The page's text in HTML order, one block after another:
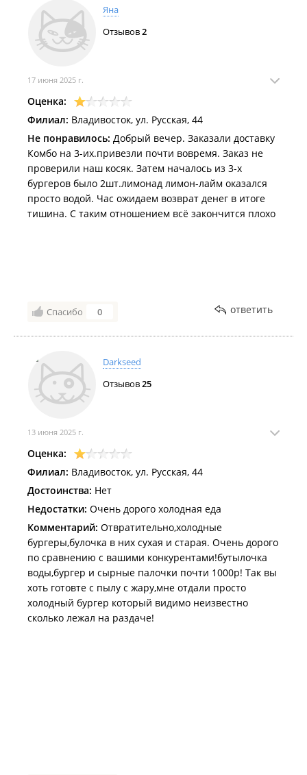
Яна
Отзывов2
17 июня 2025 г.
Оценка:
Филиал: Владивосток, ул. Русская, 44
Не понравилось: Добрый вечер. Заказали доставку
Комбо на 3-их.привезли почти вовремя. Заказ не
проверили наш косяк. Затем началось из 3-х
бургеров было 2шт.лимонад лимон-лайм оказался
просто водой. Час ожидаем возврат денег в итоге
тишина. С таким отношением всë закончится плохо
Спасибо 0 ответить
Darkseed
Отзывов25
13 июня 2025 г.
Оценка:
Филиал: Владивосток, ул. Русская, 44
Достоинства: Нет
Недостатки: Очень дорого холодная еда
Комментарий: Отвратительно,холодные
бургеры,булочка в них сухая и старая. Очень дорого
по сравнению с вашими конкурентами!бутылочка
воды,бургер и сырные палочки почти 1000р! Так вы
хоть готовте с пылу с жару,мне отдали просто
холодный бургер который видимо неизвестно
сколько лежал на раздаче!